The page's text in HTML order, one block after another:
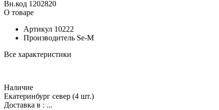
Вн.код 1202820
О товаре
Артикул 10222
Производитель Se-M
Все характеристики
Наличие
Екатеринбург север (4 шт.)
Доставка в : ...